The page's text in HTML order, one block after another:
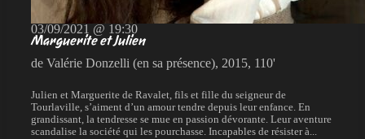
03/09/2021 @ 19:30
Marguerite et Julien
de Valérie Donzelli (en sa présence), 2015, 110'
Julien et Marguerite de Ravalet, fils et fille du seigneur de
Tourlaville, s’aiment d’un amour tendre depuis leur enfance. En
grandissant, la tendresse se mue en passion dévorante. Leur aventure
scandalise la société qui les pourchasse. Incapables de résister à...